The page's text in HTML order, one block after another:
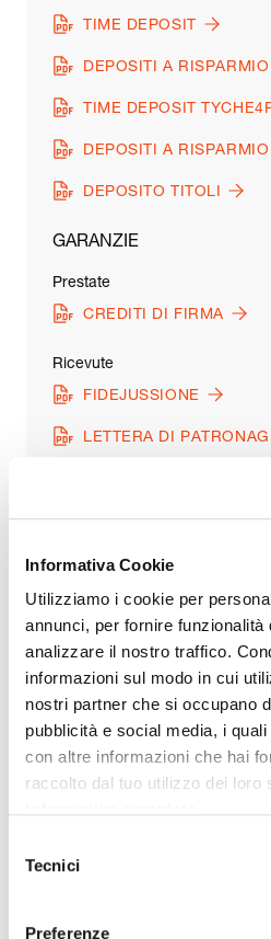
Informativa Cookie
Utilizziamo i cookie per
annunci, per fornire
analizzare il nostro traffico.
informazioni sul modo in cui
nostri partner che si occupano
pubblicità e social media, i
con altre informazioni che hai
raccolto dal tuo utilizzo dei loro
delTecnici
Preferenze
TIME DEPOSIT
DEPOSITI A
TIME DEPOSIT
DEPOSITI A
DEPOSITO TITOLI
GARANZIE
Prestate
CREDITI DI FIRMA
Ricevute
FIDEJUSSIONE
LETTERA DI
SERVIZI VARI
SERVIZI DI INCASSO
ESERCENTI NEXI
ESERCENTI AMERICAN
VIACARD